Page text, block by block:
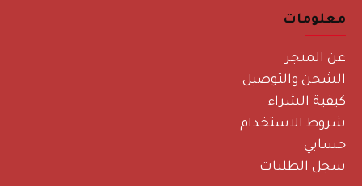
معلومات
عن المتجر
الشحن والتوصيل
كيفية الشراء
شروط الاستخدام
حسابي
سجل الطلبات